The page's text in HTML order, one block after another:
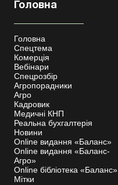
Головна
Головна
Спецтема
Комерція
Вебінари
Спецрозбір
Агропорадники
Агро
Кадровик
Медичні КНП
Реальна бухгалтерія
Новини
Online видання «Баланс»
Online видання «Баланс-
Агро»
Online бібліотека «Баланс»
Мітки